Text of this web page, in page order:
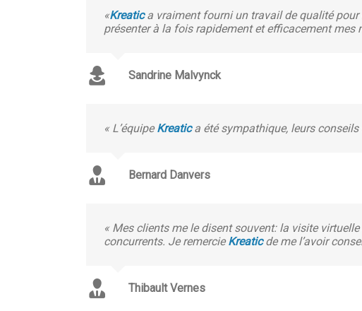
«Kreatica vraiment fourni un travail de qualité pour
présenter à la fois rapidement et efficacement mes
Sandrine Malvynck
« L’équipeKreatica été sympathique, leurs conseils
Bernard Danvers
« Mes clients me le disent souvent: la visite
concurrents. Je remercieKreaticde me l’avoir
Thibault Vernes